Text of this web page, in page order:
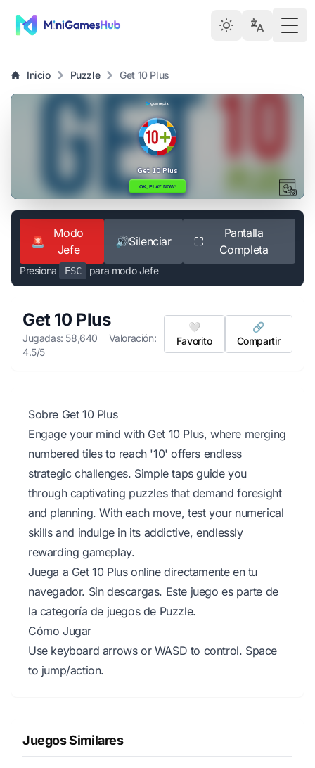
Inicio Puzzle Get 10 Plus
🚨
Modo
Jefe
🔊Silenciar ⛶
Pantalla
Completa
Presiona ESC para modo Jefe
Get 10 Plus
Jugadas: 58,640
Valoración:
4.5/5
🤍
Favorito
🔗
Compartir
Sobre Get 10 Plus
Engage your mind with Get 10 Plus, where merging
numbered tiles to reach '10' offers endless
strategic challenges. Simple taps guide you
through captivating puzzles that demand foresight
and planning. With each move, test your numerical
skills and indulge in its addictive, endlessly
rewarding gameplay.
Juega a Get 10 Plus online directamente en tu
navegador. Sin descargas. Este juego es parte de
la categoría de juegos de Puzzle.
Cómo Jugar
Use keyboard arrows or WASD to control. Space
to jump/action.
Juegos Similares